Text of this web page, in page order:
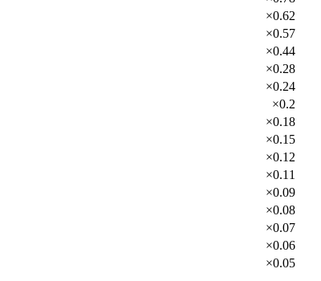
×0.62
×0.57
×0.44
×0.28
×0.24
×0.2
×0.18
×0.15
×0.12
×0.11
×0.09
×0.08
×0.07
×0.06
×0.05